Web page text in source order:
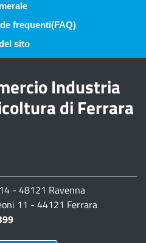
frequenti(FAQ)
sito
Industria
di Ferrara
- 48121 Ravenna
11 - 44121 Ferrara